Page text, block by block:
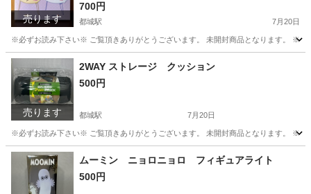
売ります
700円
都城駅 7月20日
※必ずお読み下さい※ ご覧頂きありがとうございます。 未開封商品となります。 ※多
宮崎 都城市 テーブル
売ります
2WAY ストレージ クッション
500円
都城駅 7月20日
※必ずお読み下さい※ ご覧頂きありがとうございます。 未開封商品となります。 ※多
宮崎 都城市
ムーミン ニョロニョロ フィギュアライト
500円